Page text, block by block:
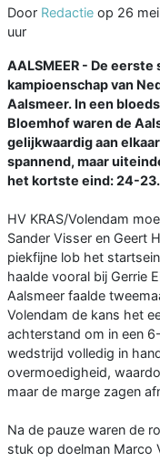
Door Redactie op 26
uur
AALSMEER - De
kampioenschap van
Aalsmeer. In een
Bloemhof waren de
gelijkwaardig aan
spannend, maar
het kortste eind: 24-23.
HV KRAS/Volendam
Sander Visser en Geert
piekfijne lob het
haalde vooral bij Gerrie
Aalsmeer faalde
Volendam de kans het
achterstand om in een
wedstrijd volledig in
overmoedigheid,
maar de marge zagen
Na de pauze waren de
stuk op doelman Marco